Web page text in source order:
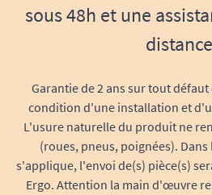
sous 48h et une
Garantie de 2 ans sur tout
condition d'une installation et
L'usure naturelle du produit ne
(roues, pneus, poignées).
s'applique, l'envoi de(s) pièce(s)
Ergo. Attention la main d'œuvre